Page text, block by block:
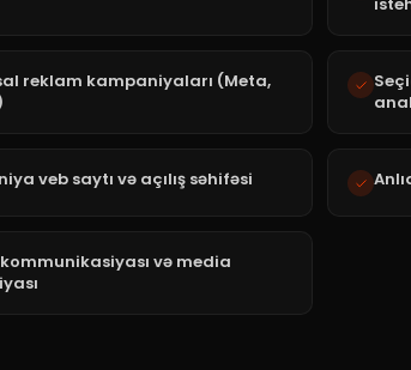
reklam kampaniyaları (Meta,
veb saytı və açılış səhifəsi
və media